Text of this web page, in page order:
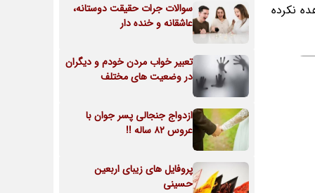
نکرده
سوالات جرات حقیقت دوستانه،
عاشقانه و خنده دار
تعبیر خواب مردن خودم و دیگران
در وضعیت های مختلف
ازدواج جنجالی پسر جوان با
عروس 82 ساله !!
پروفایل های زیبای اربعین
حسینی